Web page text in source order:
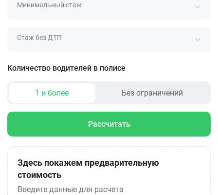
Минимальный стаж
Стаж без ДТП
Количество водителей в полисе
1 и более Без ограничений
Рассчитать
Здесь покажем предварительную
стоимость
Введите данные для расчета